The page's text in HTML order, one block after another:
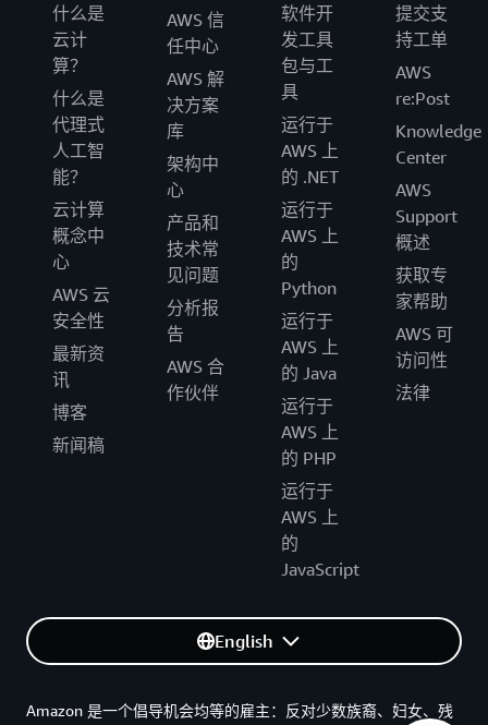
什么是
云计
算？
什么是
代理式
人工智
能？
云计算
概念中
心
AWS 云
安全性
最新资
讯
博客
新闻稿
AWS 信
任中心
AWS 解
决方案
库
架构中
心
产品和
技术常
见问题
分析报
告
AWS 合
作伙伴
软件开
发工具
包与工
具
运行于
AWS 上
的 .NET
运行于
AWS 上
的
Python
运行于
AWS 上
的 Java
运行于
AWS 上
的 PHP
运行于
AWS 上
的
JavaScript
提交支
持工单
AWS
re:Post
Knowledge
Center
AWS
Support
概述
获取专
家帮助
AWS 可
访问性
法律
English
Amazon 是一个倡导机会均等的雇主：反对少数族裔、妇女、残